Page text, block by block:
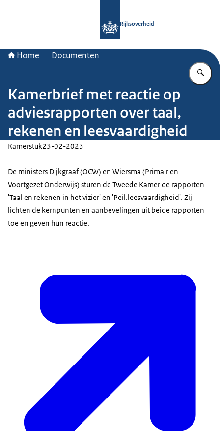
Rijksoverheid
Home Documenten
Kamerbrief met reactie op
adviesrapporten over taal,
rekenen en leesvaardigheid
Kamerstuk23-02-2023
De ministers Dijkgraaf (OCW) en Wiersma (Primair en
Voortgezet Onderwijs) sturen de Tweede Kamer de rapporten
'Taal en rekenen in het vizier' en 'Peil.leesvaardigheid'. Zij
lichten de kernpunten en aanbevelingen uit beide rapporten
toe en geven hun reactie.